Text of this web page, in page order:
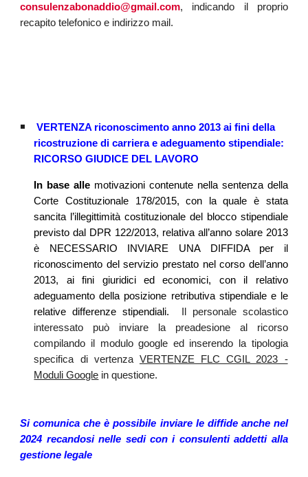
consulenzabonaddio@gmail.com, indicando il proprio
recapito telefonico e indirizzo mail.
VERTENZA riconoscimento anno 2013 ai fini della
ricostruzione di carriera e adeguamento stipendiale:
RICORSO GIUDICE DEL LAVORO
In base alle motivazioni contenute nella sentenza della
Corte Costituzionale 178/2015, con la quale è stata
sancita l’illegittimità costituzionale del blocco stipendiale
previsto dal DPR 122/2013, relativa all’anno solare 2013
è NECESSARIO INVIARE UNA DIFFIDA per il
riconoscimento del servizio prestato nel corso dell’anno
2013, ai fini giuridici ed economici, con il relativo
adeguamento della posizione retributiva stipendiale e le
relative differenze stipendiali. Il personale scolastico
interessato può inviare la preadesione al ricorso
compilando il modulo google ed inserendo la tipologia
specifica di vertenza VERTENZE FLC CGIL 2023 -
Moduli Google in questione.
Si comunica che è possibile inviare le diffide anche nel
2024 recandosi nelle sedi con i consulenti addetti alla
gestione legale